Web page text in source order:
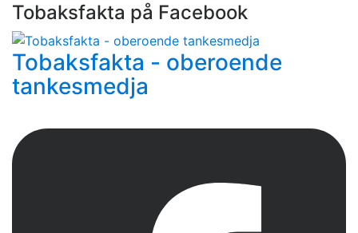
Tobaksfakta på Facebook
Tobaksfakta - oberoende
tankesmedja